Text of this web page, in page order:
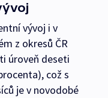
vývoj i v
z okresů ČR
úroveň deseti
což s
je v novodobé